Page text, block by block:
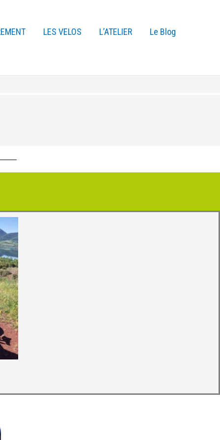
LES VELOS L’ATELIER Le Blog